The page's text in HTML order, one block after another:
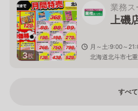
3枚
業務ス
上磯
月～土:9:00～
北海道北斗市七
すべ